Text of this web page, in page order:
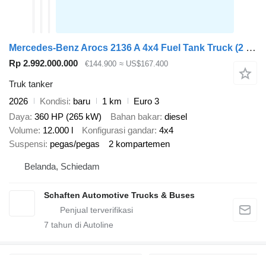
Mercedes-Benz Arocs 2136 A 4x4 Fuel Tank Truck (2 units)
Rp 2.992.000.000 €144.900 ≈ US$167.400
Truk tanker
2026
Kondisi baru 1 km
Euro 3
Daya 360 HP (265 kW) Bahan bakar diesel
Volume 12.000 l Konfigurasi gandar 4x4
Suspensi pegas/pegas 2 kompartemen
Belanda, Schiedam
Schaften Automotive Trucks & Buses
7 tahun di Autoline